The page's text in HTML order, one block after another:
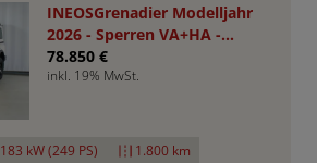
INEOSGrenadier Modelljahr
2026 - Sperren VA+HA -
Smooth Pack
78.850 €
inkl. 19% MwSt.
183 kW (249 PS)
1.800 km